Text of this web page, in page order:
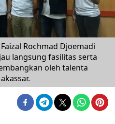
Rochmad Djoemadi
langsung fasilitas serta
oleh talenta